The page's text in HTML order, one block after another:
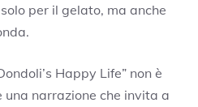
per il gelato, ma anche
Happy Life” non è
una narrazione che invita a